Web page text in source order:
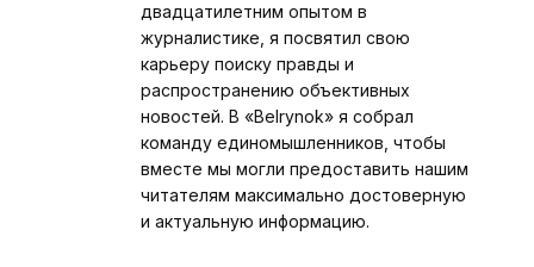
двадцатилетним опытом в
журналистике, я посвятил свою
карьеру поиску правды и
распространению объективных
новостей. В «Belrynok» я собрал
команду единомышленников, чтобы
вместе мы могли предоставить нашим
читателям максимально достоверную
и актуальную информацию.